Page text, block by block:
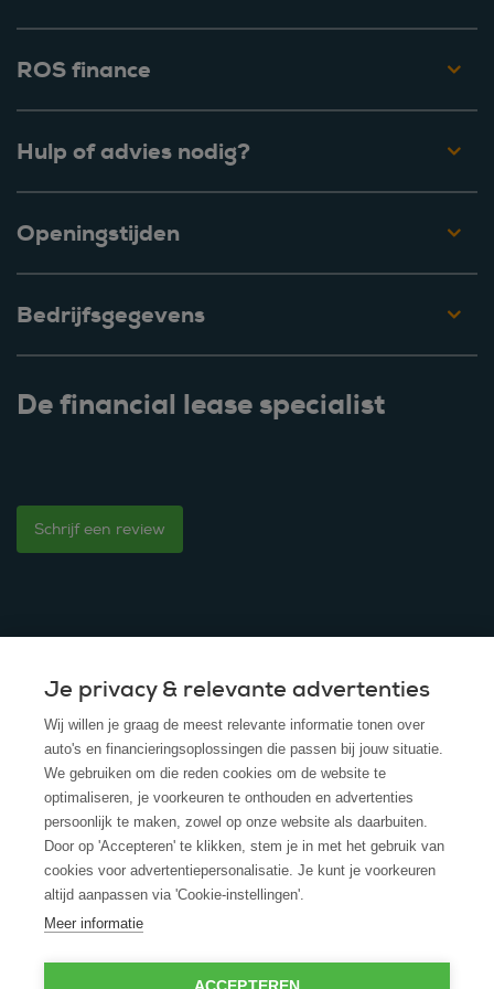
ROS finance
Hulp of advies nodig?
Openingstijden
Bedrijfsgegevens
De financial lease specialist
Schrijf een review
© 2025 - ROS Krediet Service
Algemene Voorwaarden
Disclaimer
Privacy Policy
Cookies
Cookie policy
Je privacy & relevante advertenties
Wij willen je graag de meest relevante informatie tonen over
auto's en financieringsoplossingen die passen bij jouw situatie.
We gebruiken om die reden cookies om de website te
optimaliseren, je voorkeuren te onthouden en advertenties
persoonlijk te maken, zowel op onze website als daarbuiten.
Door op 'Accepteren' te klikken, stem je in met het gebruik van
cookies voor advertentiepersonalisatie. Je kunt je voorkeuren
altijd aanpassen via 'Cookie-instellingen'.
Meer informatie